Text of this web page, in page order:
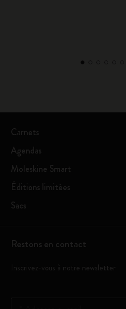
Carnets
Agendas
Moleskine Smart
Éditions limitées
Sacs
Restons en contact
Inscrivez-vous à notre newsletter